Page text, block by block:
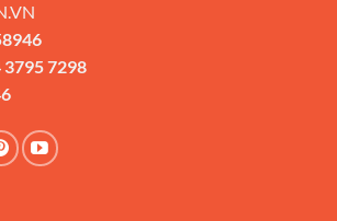
3795 7298